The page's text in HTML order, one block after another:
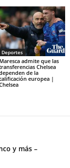
Deportes
Maresca admite que las
Chelsea
de la
europea |
y más –